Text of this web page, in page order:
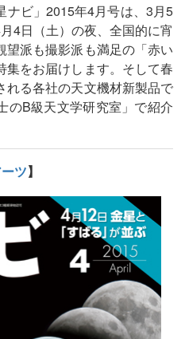
ナビ」2015年4月号は、3月5
4日（土）の夜、全国的に宵
派も撮影派も満足の「赤い
をお届けします。そして春
る各社の天文機材新製品で
のB級天文学研究室」で紹介
ツ】